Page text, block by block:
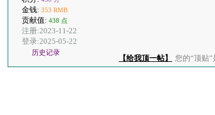
金钱:353 RMB
贡献值:438 点
注册:2023-11-22
登录:2025-05-22
历史记录
【给我顶一帖】 您的“顶贴